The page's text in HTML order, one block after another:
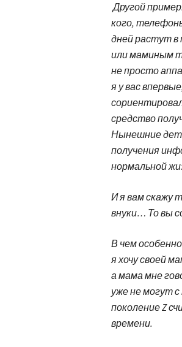
Другой
кого,
дней растут в
или маминым
не просто
я у вас
средство
Нынешние
получения
нормальной
И я вам скажу
внуки… То вы
В чем
я хочу своей
а мама мне
уже не могут
поколение Z
времени.